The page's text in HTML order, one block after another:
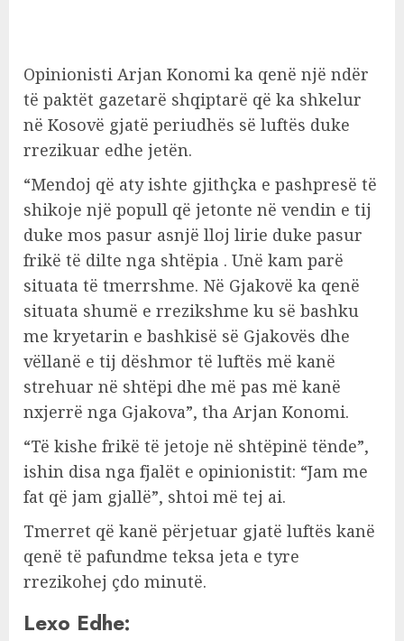
Opinionisti Arjan Konomi ka qenë një ndër
të paktët gazetarë shqiptarë që ka shkelur
në Kosovë gjatë periudhës së luftës duke
rrezikuar edhe jetën.
“Mendoj që aty ishte gjithçka e pashpresë të
shikoje një popull që jetonte në vendin e tij
duke mos pasur asnjë lloj lirie duke pasur
frikë të dilte nga shtëpia . Unë kam parë
situata të tmerrshme. Në Gjakovë ka qenë
situata shumë e rrezikshme ku së bashku
me kryetarin e bashkisë së Gjakovës dhe
vëllanë e tij dëshmor të luftës më kanë
strehuar në shtëpi dhe më pas më kanë
nxjerrë nga Gjakova”, tha Arjan Konomi.
“Të kishe frikë të jetoje në shtëpinë tënde”,
ishin disa nga fjalët e opinionistit: “Jam me
fat që jam gjallë”, shtoi më tej ai.
Tmerret që kanë përjetuar gjatë luftës kanë
qenë të pafundme teksa jeta e tyre
rrezikohej çdo minutë.
Lexo Edhe: